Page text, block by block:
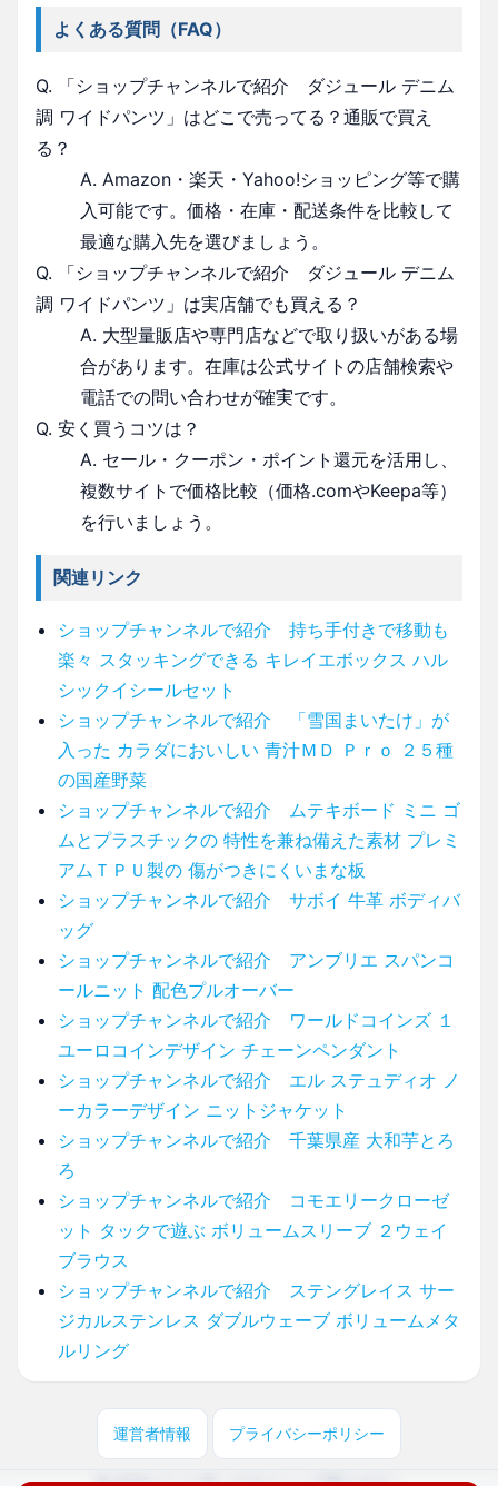
よくある質問（FAQ）
Q. 「ショップチャンネルで紹介 ダジュール デニム
調 ワイドパンツ」はどこで売ってる？通販で買え
る？
A. Amazon・楽天・Yahoo!ショッピング等で購
入可能です。価格・在庫・配送条件を比較して
最適な購入先を選びましょう。
Q. 「ショップチャンネルで紹介 ダジュール デニム
調 ワイドパンツ」は実店舗でも買える？
A. 大型量販店や専門店などで取り扱いがある場
合があります。在庫は公式サイトの店舗検索や
電話での問い合わせが確実です。
Q. 安く買うコツは？
A. セール・クーポン・ポイント還元を活用し、
複数サイトで価格比較（価格.comやKeepa等）
を行いましょう。
関連リンク
ショップチャンネルで紹介 持ち手付きで移動も
楽々 スタッキングできる キレイエボックス ハル
シックイシールセット
ショップチャンネルで紹介 「雪国まいたけ」が
入った カラダにおいしい 青汁ＭＤ Ｐｒｏ ２５種
の国産野菜
ショップチャンネルで紹介 ムテキボード ミニ ゴ
ムとプラスチックの 特性を兼ね備えた素材 プレミ
アムＴＰＵ製の 傷がつきにくいまな板
ショップチャンネルで紹介 サボイ 牛革 ボディバ
ッグ
ショップチャンネルで紹介 アンブリエ スパンコ
ールニット 配色プルオーバー
ショップチャンネルで紹介 ワールドコインズ １
ユーロコインデザイン チェーンペンダント
ショップチャンネルで紹介 エル ステュディオ ノ
ーカラーデザイン ニットジャケット
ショップチャンネルで紹介 千葉県産 大和芋とろ
ろ
ショップチャンネルで紹介 コモエリークローゼ
ット タックで遊ぶ ボリュームスリーブ ２ウェイ
ブラウス
ショップチャンネルで紹介 ステングレイス サー
ジカルステンレス ダブルウェーブ ボリュームメタ
ルリング
運営者情報 プライバシーポリシー